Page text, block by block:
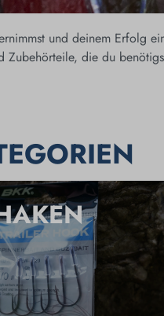
und deinem Erfolg
die du